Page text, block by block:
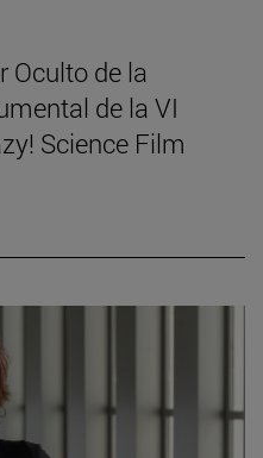
Oculto de la
de la VI
Science Film